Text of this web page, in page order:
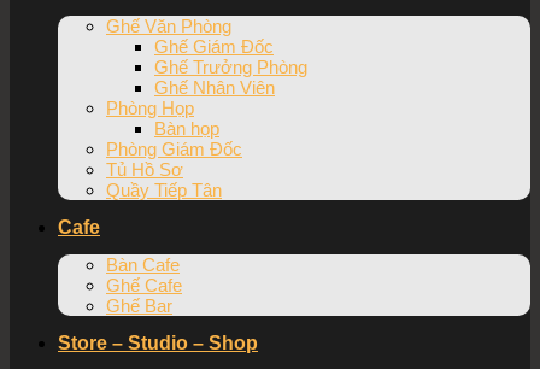
Ghế Văn Phòng
Ghế Giám Đốc
Ghế Trưởng Phòng
Ghế Nhân Viên
Phòng Họp
Bàn họp
Phòng Giám Đốc
Tủ Hồ Sơ
Quầy Tiếp Tân
Cafe
Bàn Cafe
Ghế Cafe
Ghế Bar
Store – Studio – Shop